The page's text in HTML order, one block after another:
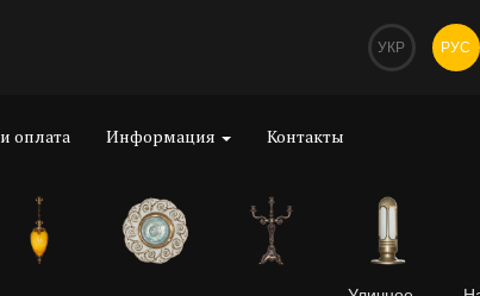
УКР РУС
оплата Информация Контакты